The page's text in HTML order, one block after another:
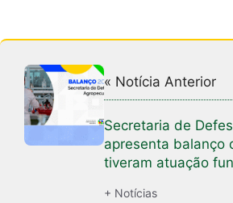
« Notícia Anterior
Secretaria de
apresenta balanço
tiveram atuação
+ Notícias